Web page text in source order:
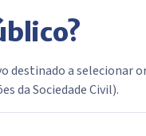
a selecionar
da Sociedade Civil).